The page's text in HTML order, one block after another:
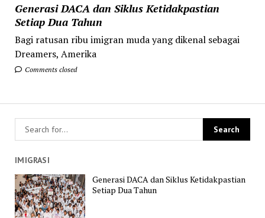
Generasi DACA dan Siklus Ketidakpastian
Setiap Dua Tahun
Bagi ratusan ribu imigran muda yang dikenal sebagai
Dreamers, Amerika
Comments closed
IMIGRASI
Generasi DACA dan Siklus Ketidakpastian
Setiap Dua Tahun